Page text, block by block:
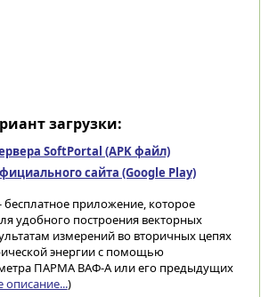
загрузки:
SoftPortal (APK файл)
сайта (Google Play)
приложение, которое
удобного построения векторных
измерений во вторичных цепях
энергии с помощью
ПАРМА ВАФ-А или его предыдущих
описание...)